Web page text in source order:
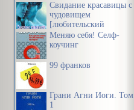
Свидание красавицы с
чудовищем
[любительский
перевод]
Меняю себя! Селф-
коучинг
99 франков
Грани Агни Йоги. Том
1